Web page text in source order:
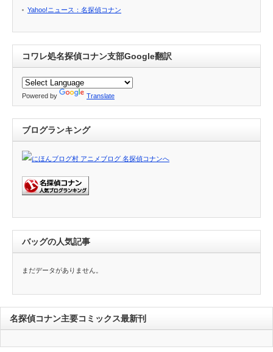
Yahoo!ニュース：名探偵コナン
コワレ処名探偵コナン支部Google翻訳
Powered by Translate
ブログランキング
バッグの人気記事
まだデータがありません。
名探偵コナン主要コミックス最新刊